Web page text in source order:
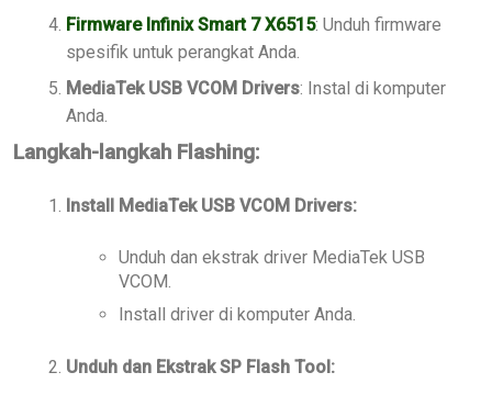
Firmware Infinix Smart 7 X6515: Unduh firmware
spesifik untuk perangkat Anda.
MediaTek USB VCOM Drivers: Instal di komputer
Anda.
Langkah-langkah Flashing:
Install MediaTek USB VCOM Drivers:
Unduh dan ekstrak driver MediaTek USB
VCOM.
Install driver di komputer Anda.
Unduh dan Ekstrak SP Flash Tool: